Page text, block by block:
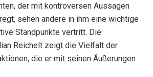
der mit kontroversen Aussagen
sehen andere in ihm eine wichtige
Standpunkte vertritt. Die
Reichelt zeigt die Vielfalt der
die er mit seinen Äußerungen